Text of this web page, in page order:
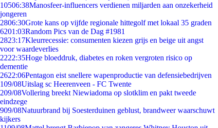
10506:38Manosfeer-influencers verdienen miljarden aan onzekerheid
jongeren
2806:30Grote kans op vijfde regionale hittegolf met lokaal 35 graden
6201:03Random Pics van de Dag #1981
2823:17Kleurrecessie: consumenten kiezen grijs en beige uit angst
voor waardeverlies
2222:35Hoge bloeddruk, diabetes en roken vergroten risico op
dementie
2622:06Pentagon eist snellere wapenproductie van defensiebedrijven
109/08Uitslag sc Heerenveen - FC Twente
209/08Vollering breekt Niewiadoma op slotklim en pakt tweede
eindzege
909/08Natuurbrand bij Soesterduinen geblust, brandweer waarschuwt
kijkers